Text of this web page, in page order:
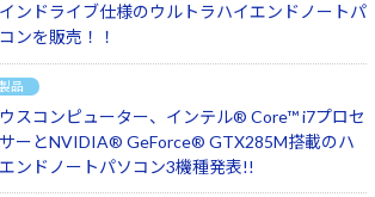
ンドライブ仕様のウルトラハイエンドノートパ
ンを販売！！
品
スコンピューター、インテル® Core™ i7プロセ
ーとNVIDIA® GeForce® GTX285M搭載のハ
ンドノートパソコン3機種発表!!